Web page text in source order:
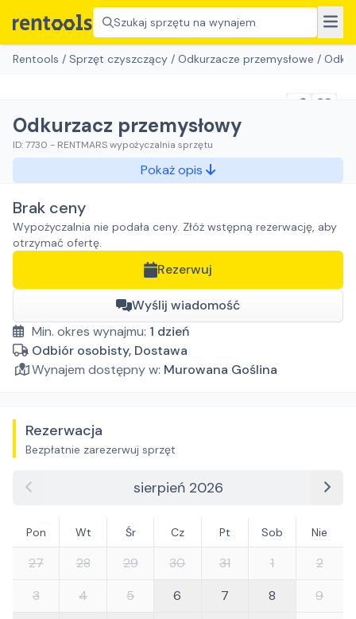
Szukaj sprzętu na wynajem
Rentools / Sprzęt czyszczący / Odkurzacze przemysłowe /
Odkurzacz przemysłowy
ID:7730 - RENTMARS wypożyczalnia sprzętu
Pokaż opis
Brak ceny
Wypożyczalnia nie podała ceny. Złóż wstępną rezerwację, aby
otrzymać ofertę.
Rezerwuj
Wyślij wiadomość
Min. okres wynajmu: 1 dzień
Odbiór osobisty, Dostawa
Wynajem dostępny w: Murowana Goślina
Rezerwacja
Bezpłatnie zarezerwuj sprzęt
sierpień 2026
Pon Wt Śr Cz Pt Sob Nie
27 28 29 30 31 1
2
3
4 5 6 7 8
9